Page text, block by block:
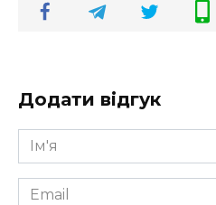
Додати відгук
Ім'я
*
Email